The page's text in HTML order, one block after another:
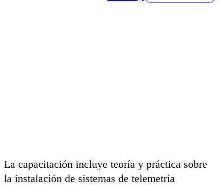
La capacitación incluye teoría y práctica sobre
la instalación de sistemas de telemetría